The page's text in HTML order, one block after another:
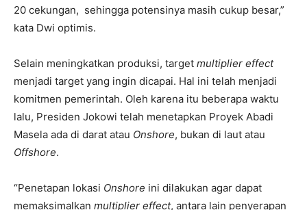
20 cekungan, sehingga potensinya masih cukup besar,”
kata Dwi optimis.
Selain meningkatkan produksi, target multiplier effect
menjadi target yang ingin dicapai. Hal ini telah menjadi
komitmen pemerintah. Oleh karena itu beberapa waktu
lalu, Presiden Jokowi telah menetapkan Proyek Abadi
Masela ada di darat atau Onshore, bukan di laut atau
Offshore.
“Penetapan lokasi Onshore ini dilakukan agar dapat
memaksimalkan multiplier effect, antara lain penyerapan